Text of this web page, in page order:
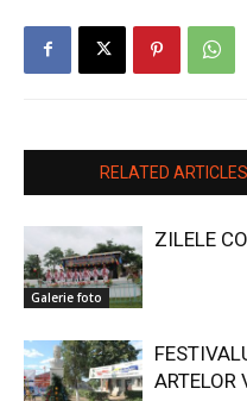
RELATED ARTICLES
Galerie foto
ZILELE